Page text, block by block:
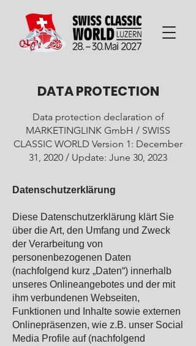
DATA PROTECTION
Data protection declaration of
MARKETINGLINK GmbH / SWISS
CLASSIC WORLD Version 1: December
31, 2020 / Update: June 30, 2023
Datenschutzerklärung
Diese Datenschutzerklärung klärt Sie
über die Art, den Umfang und Zweck
der Verarbeitung von
personenbezogenen Daten
(nachfolgend kurz „Daten“) innerhalb
unseres Onlineangebotes und der mit
ihm verbundenen Webseiten,
Funktionen und Inhalte sowie externen
Onlinepräsenzen, wie z.B. unser Social
Media Profile auf (nachfolgend